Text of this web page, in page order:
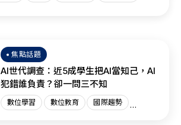
焦點話題
AI世代調查：近5成學生把AI當知己，AI
犯錯誰負責？卻一問三不知
數位學習 數位教育 國際趨勢